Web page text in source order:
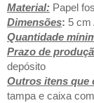
Material: Papel
Dimensões: 5 cm
Quantidade
Prazo de
depósito
Outros itens que
tampa e caixa